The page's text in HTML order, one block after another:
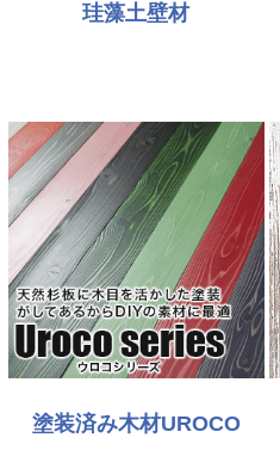
珪藻土壁材
塗装済み木材UROCO